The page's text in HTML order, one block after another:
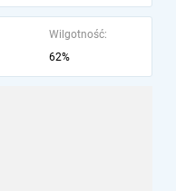
Wilgotność:
62%